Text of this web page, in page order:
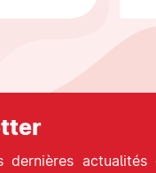
dernières